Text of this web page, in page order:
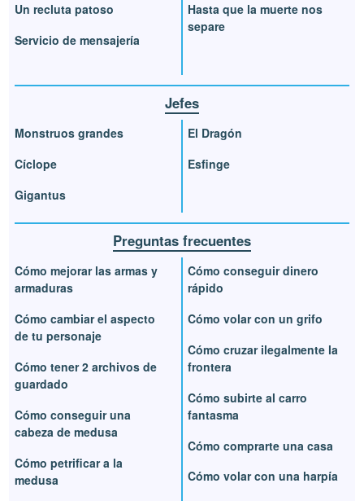
Un recluta patoso
Servicio de mensajería
Hasta que la muerte nos
separe
Jefes
Monstruos grandes
Cíclope
Gigantus
El Dragón
Esfinge
Preguntas frecuentes
Cómo mejorar las armas y
armaduras
Cómo cambiar el aspecto
de tu personaje
Cómo tener 2 archivos de
guardado
Cómo conseguir una
cabeza de medusa
Cómo petrificar a la
medusa
Cómo conseguir dinero
rápido
Cómo volar con un grifo
Cómo cruzar ilegalmente la
frontera
Cómo subirte al carro
fantasma
Cómo comprarte una casa
Cómo volar con una harpía